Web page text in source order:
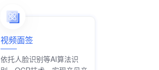
视频面签
依托人脸识别等AI算法识